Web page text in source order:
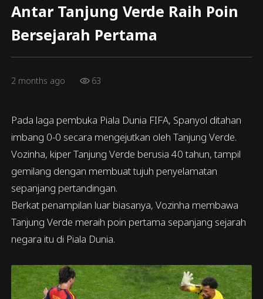
Antar Tanjung Verde Raih Poin
Bersejarah Pertama
2 months ago 63
Pada laga pembuka Piala Dunia FIFA, Spanyol ditahan
imbang 0-0 secara mengejutkan oleh Tanjung Verde.
Vozinha, kiper Tanjung Verde berusia 40 tahun, tampil
gemilang dengan membuat tujuh penyelamatan
sepanjang pertandingan.
Berkat penampilan luar biasanya, Vozinha membawa
Tanjung Verde meraih poin pertama sepanjang sejarah
negara itu di Piala Dunia.